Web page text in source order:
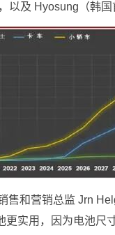
以及 Hyosung（韩
售和营销总监 Jrn
更实用，因为电池尺